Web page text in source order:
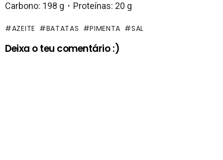
Carbono: 198 g・Proteínas: 20 g
AZEITE BATATAS PIMENTA SAL
Deixa o teu comentário :)